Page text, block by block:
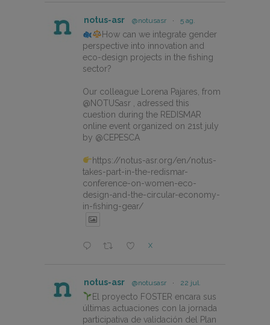
notus-asr @notusasr · 5 ag.
How can we integrate gender
perspective into innovation and
eco-design projects in the fishing
sector?
Our colleague Lorena Pajares, from
@NOTUSasr , adressed this
cuestion during the REDISMAR
online event organized on 21st july
by @CEPESCA
https://notus-asr.org/en/notus-
takes-part-in-the-redismar-
conference-on-women-eco-
design-and-the-circular-economy-
in-fishing-gear/
X
notus-asr @notusasr · 22 jul.
El proyecto FOSTER encara sus
últimas actuaciones con la jornada
participativa de validación del Plan